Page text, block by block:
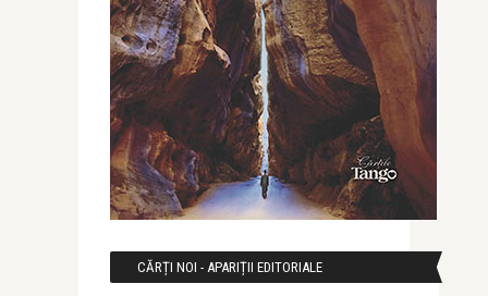
CĂRȚI NOI - APARIȚII EDITORIALE